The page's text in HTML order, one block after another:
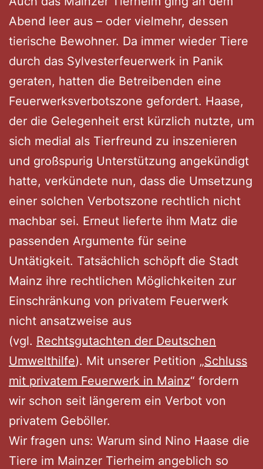
Abend leer aus – oder vielmehr, dessen
tierische Bewohner. Da immer wieder Tiere
durch das Sylvesterfeuerwerk in Panik
geraten, hatten die Betreibenden eine
Feuerwerksverbotszone gefordert. Haase,
der die Gelegenheit erst kürzlich nutzte, um
sich medial als Tierfreund zu inszenieren
und großspurig Unterstützung angekündigt
hatte, verkündete nun, dass die Umsetzung
einer solchen Verbotszone rechtlich nicht
machbar sei. Erneut lieferte ihm Matz die
passenden Argumente für seine
Untätigkeit. Tatsächlich schöpft die Stadt
Mainz ihre rechtlichen Möglichkeiten zur
Einschränkung von privatem Feuerwerk
nicht ansatzweise aus
(vgl. Rechtsgutachten der Deutschen
Umwelthilfe). Mit unserer Petition „Schluss
mit privatem Feuerwerk in Mainz“ fordern
wir schon seit längerem ein Verbot von
privatem Geböller.
Wir fragen uns: Warum sind Nino Haase die
Tiere im Mainzer Tierheim angeblich so